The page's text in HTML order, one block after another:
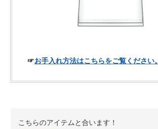
☞お手入れ方法はこちらをご覧ください。
こちらのアイテムと合います！